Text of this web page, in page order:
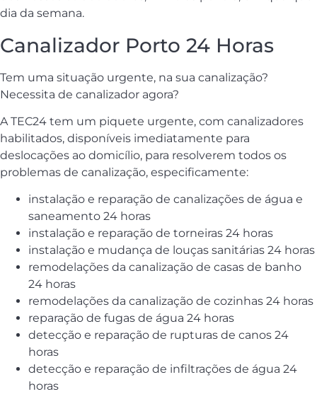
dia da semana.
Canalizador Porto 24 Horas
Tem uma situação urgente, na sua canalização?
Necessita de canalizador agora?
A TEC24 tem um piquete urgente, com canalizadores
habilitados, disponíveis imediatamente para
deslocações ao domicílio, para resolverem todos os
problemas de canalização, especificamente:
instalação e reparação de canalizações de água e
saneamento 24 horas
instalação e reparação de torneiras 24 horas
instalação e mudança de louças sanitárias 24 horas
remodelações da canalização de casas de banho
24 horas
remodelações da canalização de cozinhas 24 horas
reparação de fugas de água 24 horas
detecção e reparação de rupturas de canos 24
horas
detecção e reparação de infiltrações de água 24
horas